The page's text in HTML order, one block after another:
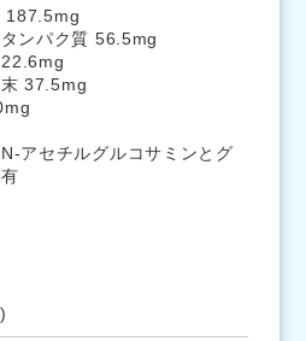
187.5mg
ンパク質 56.5mg
37.5mg
アセチルグルコサミンとグ